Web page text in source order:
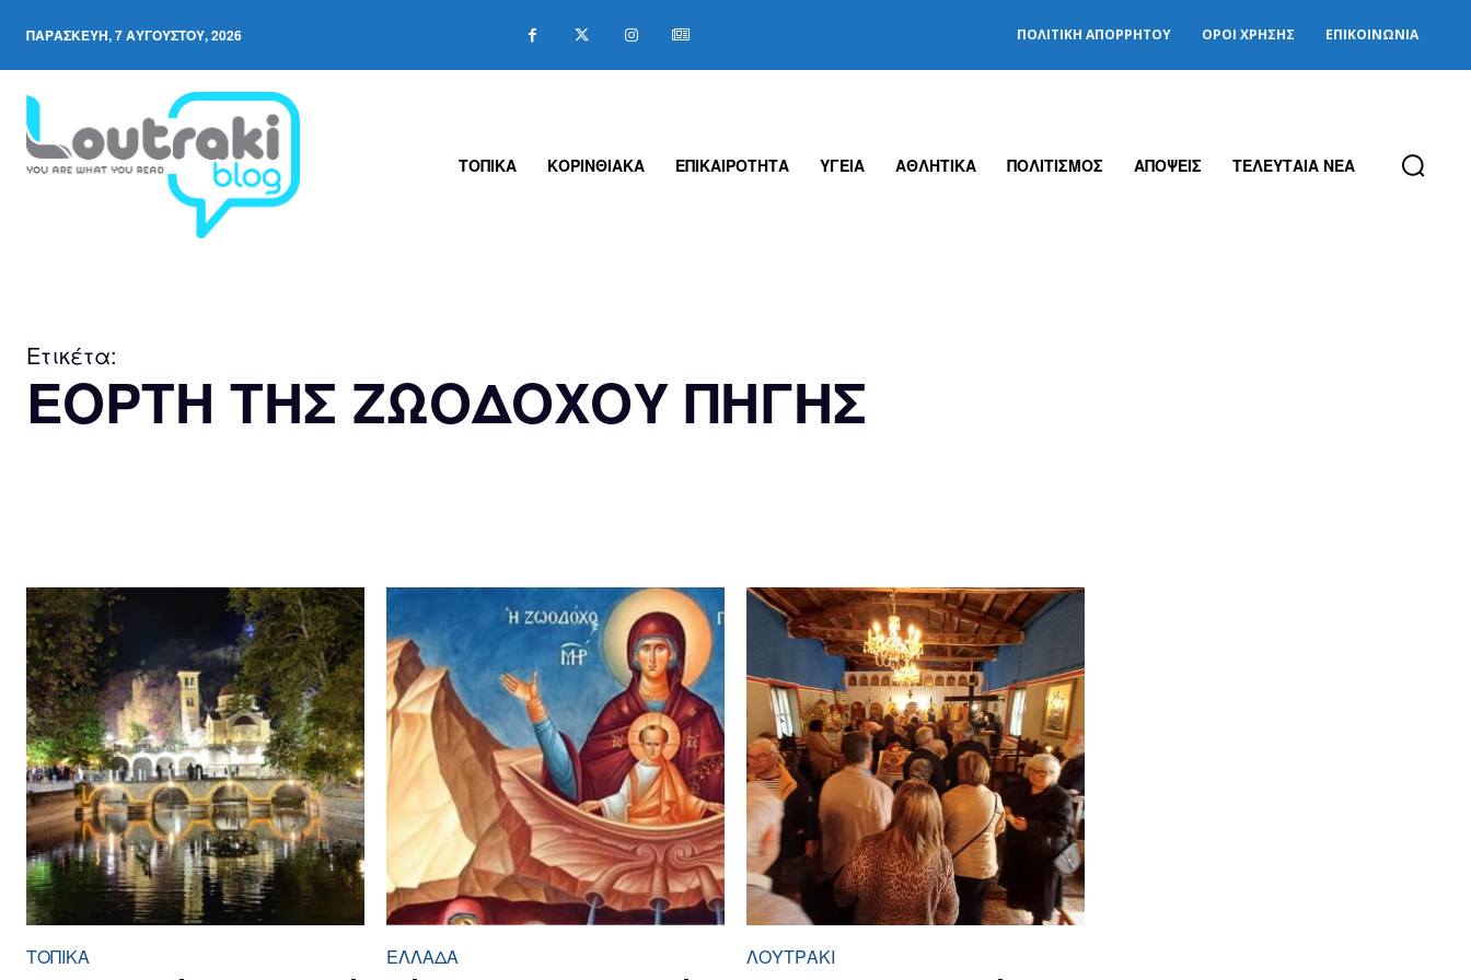
ΠΑΡΑΣΚΕΥΉ, 7 ΑΥΓΟΎΣΤΟΥ, 2026 ΠΟΛΙΤΙΚΉ ΑΠΟΡΡΉΤΟΥ ΌΡΟΙ ΧΡΉΣΗΣ ΕΠΙΚΟΙΝΩΝΊΑ
ΤΟΠΙΚΑ ΚΟΡΙΝΘΙΑΚΑ ΕΠΙΚΑΙΡΟΤΗΤΑ ΥΓΕΙΑ ΑΘΛΗΤΙΚΑ ΠΟΛΙΤΙΣΜΟΣ ΑΠΟΨΕΙΣ ΤΕΛΕΥΤΑΙΑ ΝΕΑ
Ετικέτα:
ΕΟΡΤΗ ΤΗΣ ΖΩΟΔΟΧΟΥ ΠΗΓΗΣ
ΤΟΠΙΚΑ ΕΛΛΆΔΑ ΛΟΥΤΡΆΚΙ